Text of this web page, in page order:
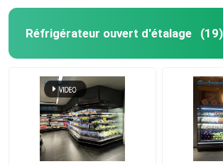
Réfrigérateur ouvert d'étalage (19)